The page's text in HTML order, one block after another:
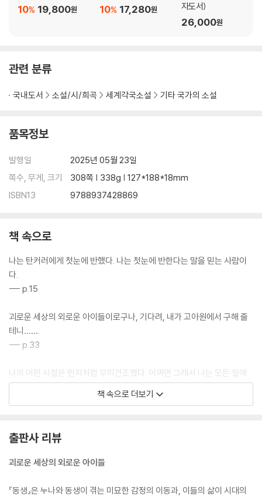
19,800원
10% 17,280원
10%
자도서)
26,000원
관련 분류
국내도서 소설/시/희곡 세계각국소설 기타 국가의 소설
품목정보
발행일
2025년 05월 23일
쪽수, 무게, 크기
308쪽 | 338g | 127*188*18mm
ISBN13
9788937428869
책 속으로
나는 탄커러에게 첫눈에 반했다. 나는 첫눈에 반한다는 말을 믿는 사람이
다.
--- p.15
괴로운 세상의 외로운 아이들이로구나, 기다려, 내가 고아원에서 구해 줄
테니…….
--- p.33
나의 어린 시절은 먼지처럼 무미건조했다. 어쩌면 그래서 나는 모든 일에
끈기가 없는지도 몰랐다. 나는 아무것도 두렵지 않았지만 매일매일 반복되
그날은 죽어도 잊지 못할 것이다. 살면서 그날만큼 아빠와 엄마한테 많이
배운 적이 없었다. 그렇다. 가족끼리는 빙빙 돌리지 않고 솔직하게 말하는
임만 남아 모든 논쟁이 공평한지 아닌지만 따지게 되면 전부 잿더미가 될
책 속으로 더보기
출판사 리뷰
괴로운 세상의 외로운 아이들
『동생』은 누나와 동생이 겪는 미묘한 감정의 이동과, 이들의 삶이 시대의